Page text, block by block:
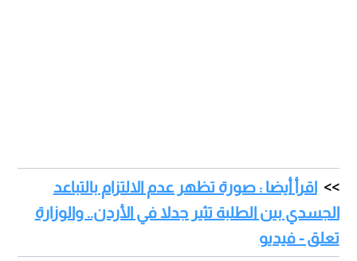
اقرأ أيضا : صورة تظهر عدم الالتزام بالتباعد
الجسدي بين الطلبة تثير جدلا في الأردن.. والوزارة
تعلق - فيديو